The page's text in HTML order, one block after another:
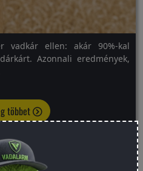
vadkár ellen: akár 90%-kal
Azonnali eredmények,
többet